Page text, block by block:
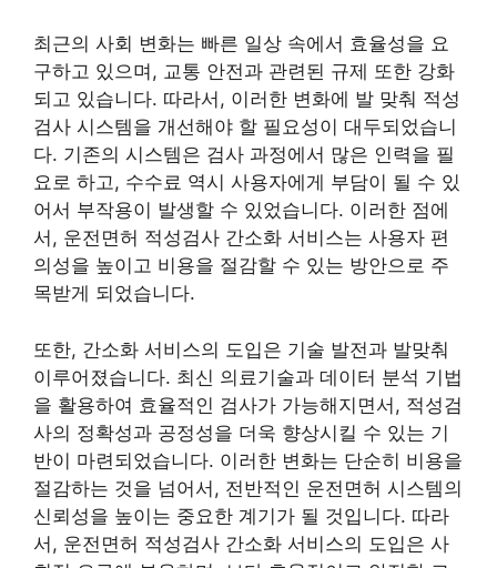
최근의 사회 변화는 빠른 일상 속에서 효율성을 요
구하고 있으며, 교통 안전과 관련된 규제 또한 강화
되고 있습니다. 따라서, 이러한 변화에 발 맞춰 적성
검사 시스템을 개선해야 할 필요성이 대두되었습니
다. 기존의 시스템은 검사 과정에서 많은 인력을 필
요로 하고, 수수료 역시 사용자에게 부담이 될 수 있
어서 부작용이 발생할 수 있었습니다. 이러한 점에
서, 운전면허 적성검사 간소화 서비스는 사용자 편
의성을 높이고 비용을 절감할 수 있는 방안으로 주
목받게 되었습니다.
또한, 간소화 서비스의 도입은 기술 발전과 발맞춰
이루어졌습니다. 최신 의료기술과 데이터 분석 기법
을 활용하여 효율적인 검사가 가능해지면서, 적성검
사의 정확성과 공정성을 더욱 향상시킬 수 있는 기
반이 마련되었습니다. 이러한 변화는 단순히 비용을
절감하는 것을 넘어서, 전반적인 운전면허 시스템의
신뢰성을 높이는 중요한 계기가 될 것입니다. 따라
서, 운전면허 적성검사 간소화 서비스의 도입은 사